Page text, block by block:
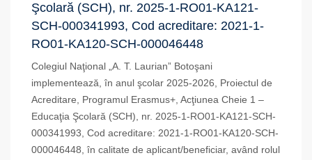
Şcolară (SCH), nr. 2025-1-RO01-KA121-
SCH-000341993, Cod acreditare: 2021-1-
RO01-KA120-SCH-000046448
Colegiul Naţional „A. T. Laurian” Botoşani
implementează, în anul şcolar 2025-2026, Proiectul de
Acreditare, Programul Erasmus+, Acţiunea Cheie 1 –
Educaţia Şcolară (SCH), nr. 2025-1-RO01-KA121-SCH-
000341993, Cod acreditare: 2021-1-RO01-KA120-SCH-
000046448, în calitate de aplicant/beneficiar, având rolul